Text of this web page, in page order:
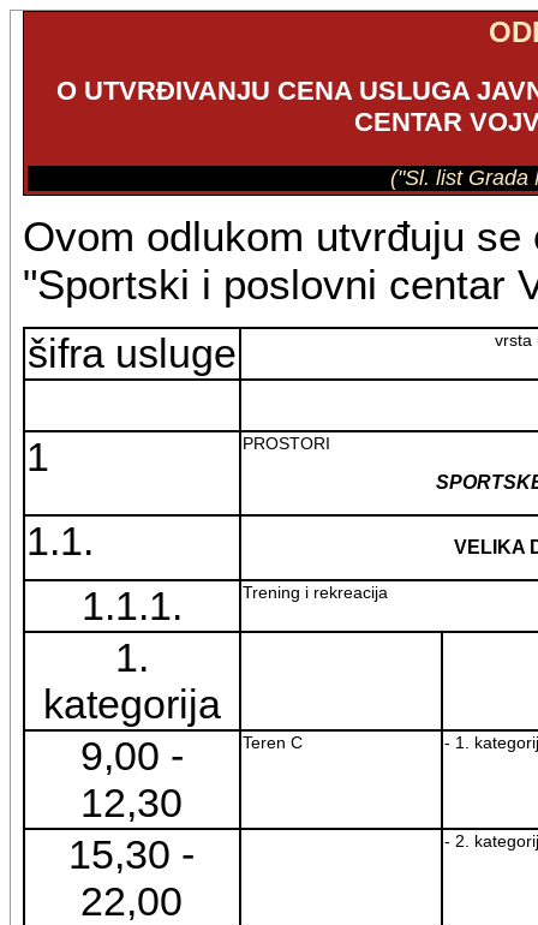
O UTVRĐIVANJU CENA USLUGA
CENTAR
("Sl. list Grada
Ovom odlukom utvrđuju
"Sportski i poslovni centar
šifra usluge vrsta
1 PROSTORI
1.1. VELIKA
1.1.1. Trening i rekreacija
1.
kategorija
9,00 -
12,30
Teren C - 1.
15,30 -
22,00
- 2.